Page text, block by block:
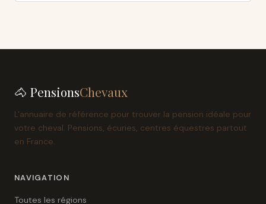
🐴 PensionsChevaux
L'annuaire de référence pour trouver la pension idéale pour
votre cheval. Pensions, écuries, centres équestres partout
en France.
NAVIGATION
Toutes les régions